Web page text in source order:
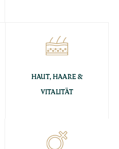
HAUT, HAARE &
VITALITÄT